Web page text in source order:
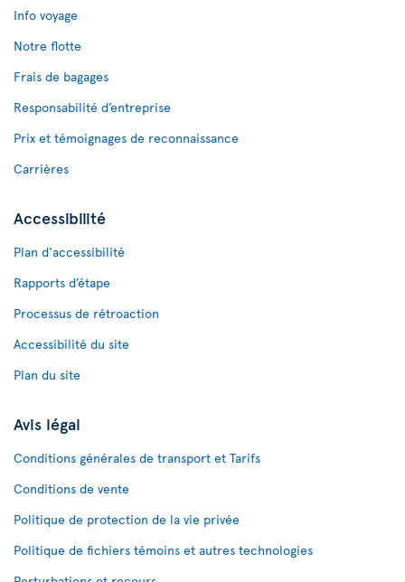
Info voyage
Notre flotte
Frais de bagages
Responsabilité d’entreprise
Prix et témoignages de reconnaissance
Carrières
Accessibilité
Plan d'accessibilité
Rapports d’étape
Processus de rétroaction
Accessibilité du site
Plan du site
Avis légal
Conditions générales de transport et Tarifs
Conditions de vente
Politique de protection de la vie privée
Politique de fichiers témoins et autres technologies